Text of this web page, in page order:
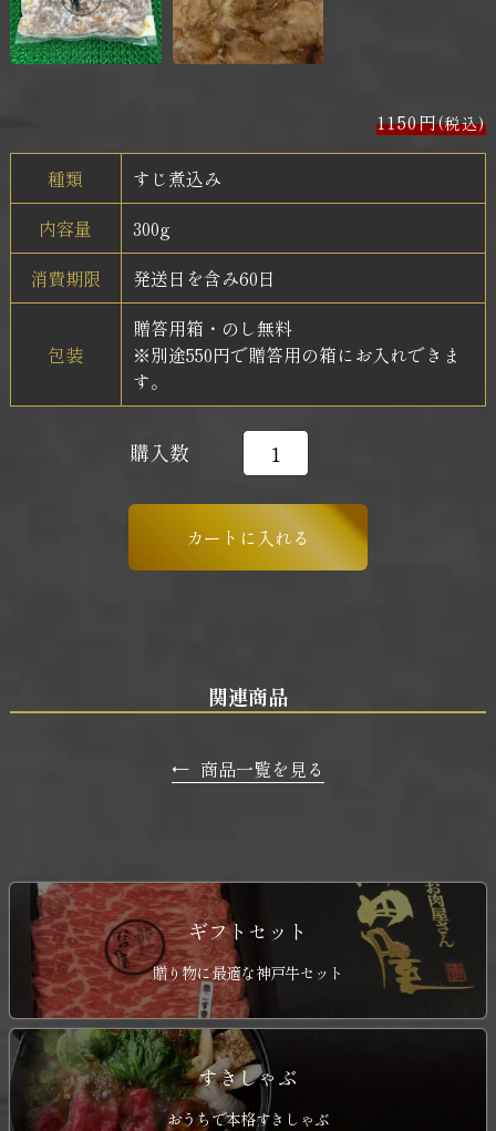
1150円(税込)
種類
すじ煮込み
内容量
300g
消費期限
発送日を含み60日
包装
贈答用箱・のし無料
※別途550円で贈答用の箱にお入れできま
す。
購入数
関連商品
← 商品一覧を見る
ギフトセット
贈り物に最適な神戸牛セット
すきしゃぶ
おうちで本格すきしゃぶ